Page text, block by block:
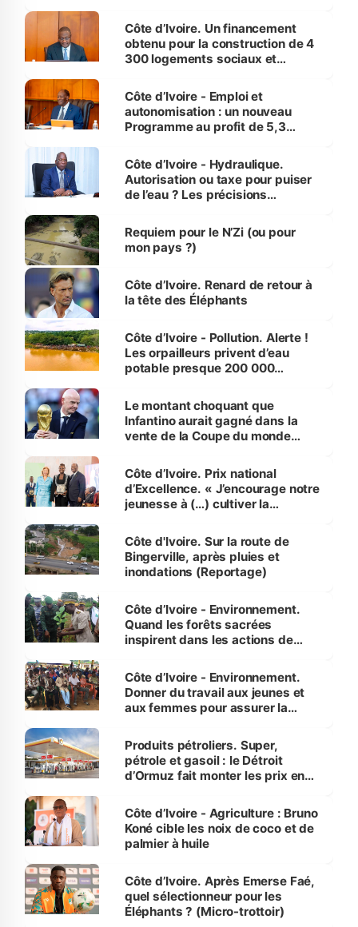
Côte d’Ivoire. Un financement
obtenu pour la construction de 4
300 logements sociaux et
et Yamoussoukro
Côte d’Ivoire - Emploi et
autonomisation : un nouveau
Programme au profit de 5,3
Côte d’Ivoire - Hydraulique.
Autorisation ou taxe pour puiser
de l’eau ? Les précisions
Requiem pour le N’Zi (ou pour
mon pays ?)
Côte d’Ivoire. Renard de retour à
la tête des Éléphants
Côte d’Ivoire - Pollution. Alerte !
Les orpailleurs privent d’eau
potable presque 200 000
Le montant choquant que
Infantino aurait gagné dans la
vente de la Coupe du monde
Côte d’Ivoire. Prix national
d’Excellence. « J’encourage notre
jeunesse à (…) cultiver la
(Alassane Ouattara
Côte d'Ivoire. Sur la route de
Bingerville, après pluies et
inondations (Reportage)
Côte d’Ivoire - Environnement.
Quand les forêts sacrées
inspirent dans les actions de
Côte d’Ivoire - Environnement.
Donner du travail aux jeunes et
aux femmes pour assurer la
menacées
Produits pétroliers. Super,
pétrole et gasoil : le Détroit
d’Ormuz fait monter les prix en
Côte d’Ivoire - Agriculture : Bruno
Koné cible les noix de coco et de
palmier à huile
Côte d’Ivoire. Après Emerse Faé,
quel sélectionneur pour les
Éléphants ? (Micro-trottoir)